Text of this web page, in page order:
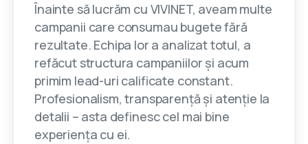
Înainte să lucrăm cu VIVINET, aveam multe
campanii care consumau bugete fără
rezultate. Echipa lor a analizat totul, a
refăcut structura campaniilor și acum
primim lead-uri calificate constant.
Profesionalism, transparență și atenție la
detalii – asta definesc cel mai bine
experiența cu ei.